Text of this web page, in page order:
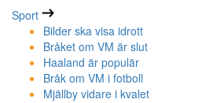
Sport
Bilder ska visa idrott
Bråket om VM är slut
Haaland är populär
Bråk om VM i fotboll
Mjällby vidare i kvalet